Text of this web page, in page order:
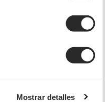
Mostrar detalles